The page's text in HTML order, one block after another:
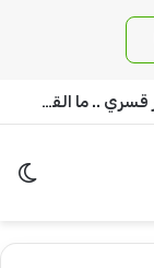
العاملون بمصرف الإدخار يتعرضون لتهجير قسري .. ما القصة!!